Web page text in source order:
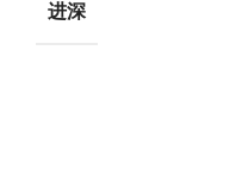
进深